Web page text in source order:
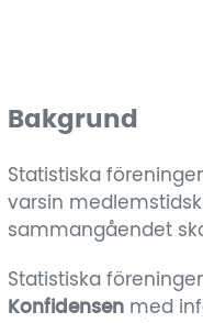
Bakgrund
Statistiska
varsin
sammangåendet
Statistiska
Konfidensenmed